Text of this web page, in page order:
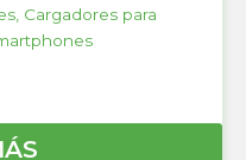
Cargadores para